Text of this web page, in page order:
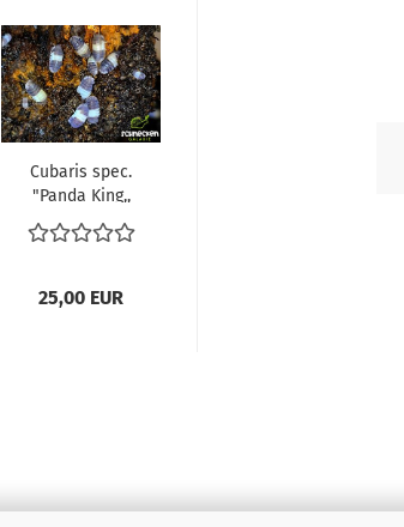
Cubaris spec.
"Panda King,,
25,00 EUR